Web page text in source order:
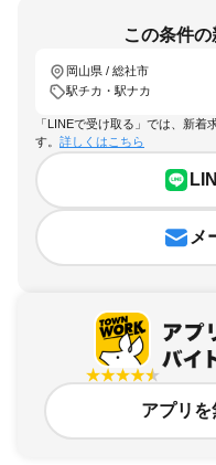
この条件
岡山県 / 総社市
駅チカ・駅ナカ
「LINEで受け取る」では、新
す。 詳しくはこちら
メ
アプリ